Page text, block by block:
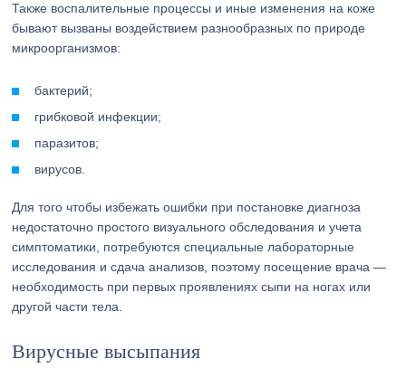
Также воспалительные процессы и иные изменения на коже
бывают вызваны воздействием разнообразных по природе
микроорганизмов:
бактерий;
грибковой инфекции;
паразитов;
вирусов.
Для того чтобы избежать ошибки при постановке диагноза
недостаточно простого визуального обследования и учета
симптоматики, потребуются специальные лабораторные
исследования и сдача анализов, поэтому посещение врача —
необходимость при первых проявлениях сыпи на ногах или
другой части тела.
Вирусные высыпания